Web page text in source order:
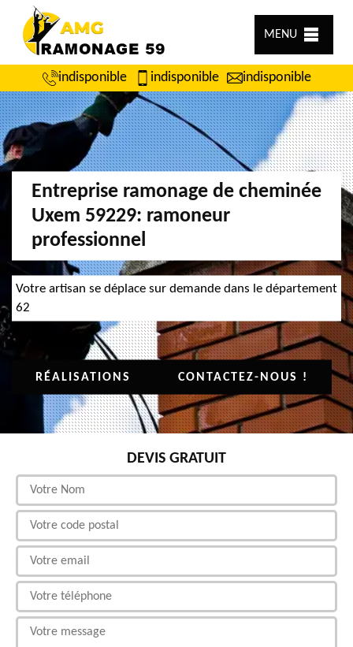
MENU
indisponible indisponible indisponible
Entreprise ramonage de cheminée
Uxem 59229: ramoneur
professionnel
Votre artisan se déplace sur demande dans le département
62
RÉALISATIONS CONTACTEZ-NOUS !
DEVIS GRATUIT